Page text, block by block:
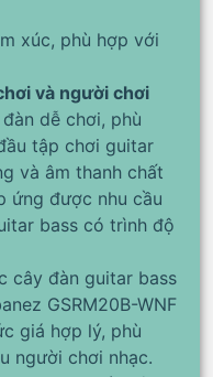
xúc, phù hợp với
và người chơi
dễ chơi, phù
tập chơi guitar
và âm thanh chất
ứng được nhu cầu
bass có trình độ
cây đàn guitar bass
GSRM20B-WNF
giá hợp lý, phù
người chơi nhạc.